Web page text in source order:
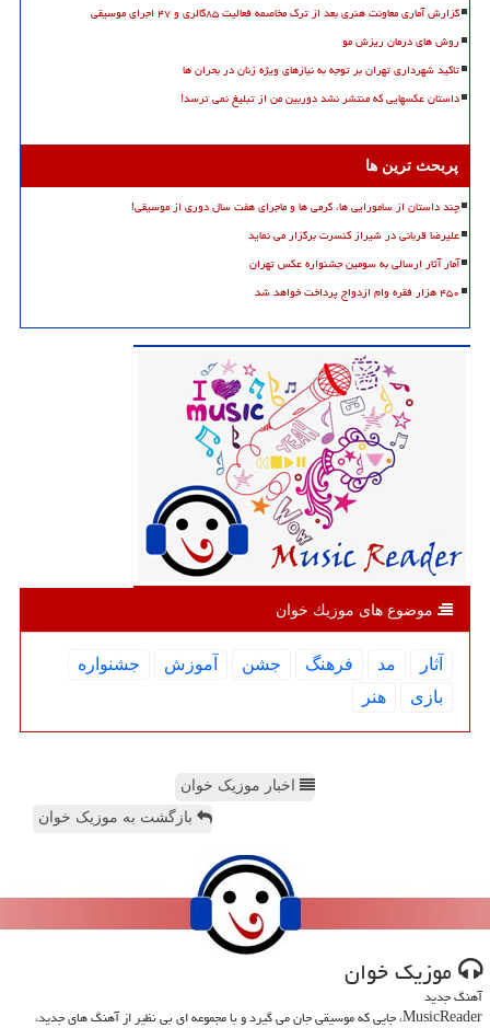
گزارش آماری معاونت هنری بعد از ترک مخاصمه فعالیت ۸۵گالری و ۴۷ اجرای موسیقی
روش های درمان ریزش مو
تاکید شهرداری تهران بر توجه به نیازهای ویژه زنان در بحران ها
داستان عکسهایی که منتشر نشد دوربین من از تبلیغ نمی ترسد!
پربحث ترین ها
چند داستان از سامورایی ها، گرمی ها و ماجرای هفت سال دوری از موسیقی!
علیرضا قربانی در شیراز کنسرت برگزار می نماید
آمار آثار ارسالی به سومین جشنواره عکس تهران
۴۵۰ هزار فقره وام ازدواج پرداخت خواهد شد
موضوع های موزیك خوان
آثار مد فرهنگ جشن آموزش
جشنواره
بازی
هنر
اخبار موزیک خوان
بازگشت به موزیک خوان
موزیك خوان
آهنگ جدید
MusicReader، جایی که موسیقی جان می گیرد و با مجموعه ای بی نظیر از آهنگ های جدید،